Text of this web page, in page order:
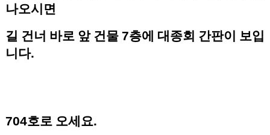
나오시면
길 건너 바로 앞 건물 7층에 대종회 간판이 보입
니다.
704호로 오세요.